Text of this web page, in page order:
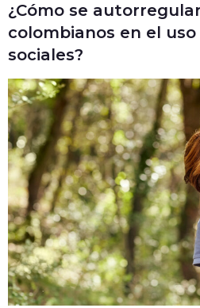
¿Cómo se
colombianos en el
sociales?